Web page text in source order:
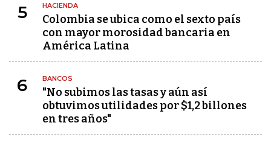
5 HACIENDA
Colombia se ubica como el sexto país
con mayor morosidad bancaria en
América Latina
6 BANCOS
"No subimos las tasas y aún así
obtuvimos utilidades por $1,2 billones
en tres años"